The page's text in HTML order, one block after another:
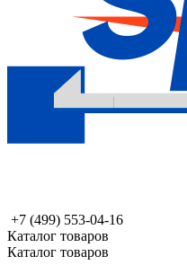
+7 (499) 553-04-16
Каталог товаров
Каталог товаров